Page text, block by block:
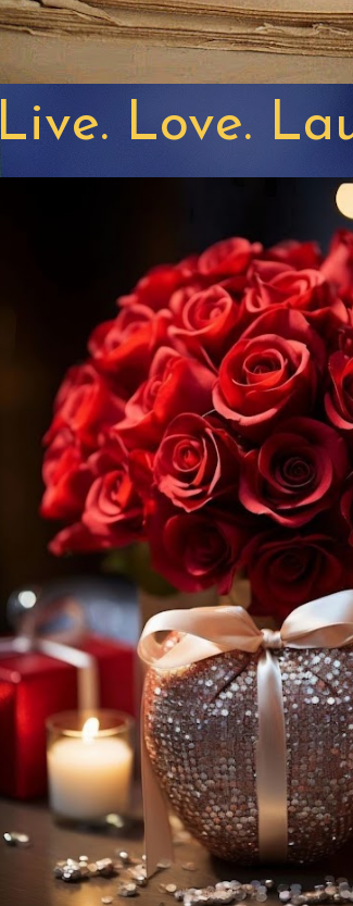
Live. Love.